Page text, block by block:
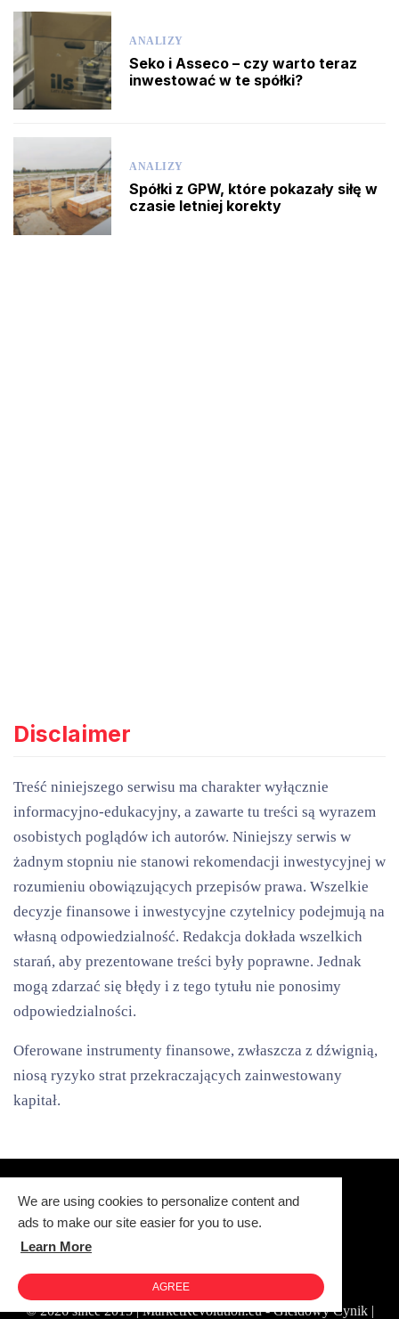
We are using cookies to personalize content and
ads to make our site easier for you to use.
Learn More
AGREE
ANALIZY
Seko i Asseco – czy warto teraz
inwestować w te spółki?
ANALIZY
Spółki z GPW, które pokazały siłę w
czasie letniej korekty
Disclaimer
Treść niniejszego serwisu ma charakter wyłącznie
informacyjno-edukacyjny, a zawarte tu treści są wyrazem
osobistych poglądów ich autorów. Niniejszy serwis w
żadnym stopniu nie stanowi rekomendacji inwestycyjnej w
rozumieniu obowiązujących przepisów prawa. Wszelkie
decyzje finansowe i inwestycyjne czytelnicy podejmują na
własną odpowiedzialność. Redakcja dokłada wszelkich
starań, aby prezentowane treści były poprawne. Jednak
mogą zdarzać się błędy i z tego tytułu nie ponosimy
odpowiedzialności.
Oferowane instrumenty finansowe, zwłaszcza z dźwignią,
niosą ryzyko strat przekraczających zainwestowany
kapitał.
Warsztat BMW: ADM Serwis
© 2026 since 2015 | MarketRevolution.eu - Giełdowy Cynik |